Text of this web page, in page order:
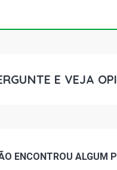
E VEJA
ENCONTROU ALGUM